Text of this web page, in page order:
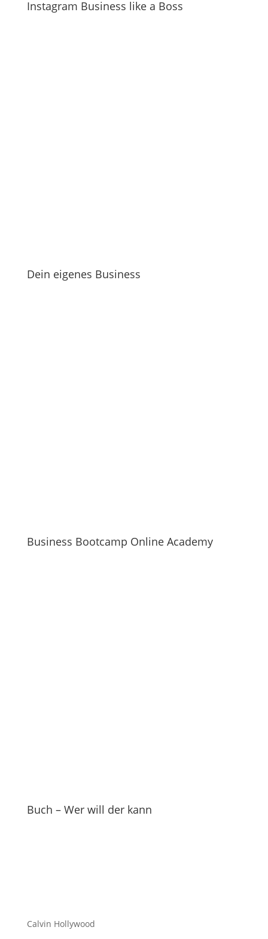
Instagram Business like a Boss
Dein eigenes Business
Business Bootcamp Online Academy
Buch – Wer will der kann
Calvin Hollywood